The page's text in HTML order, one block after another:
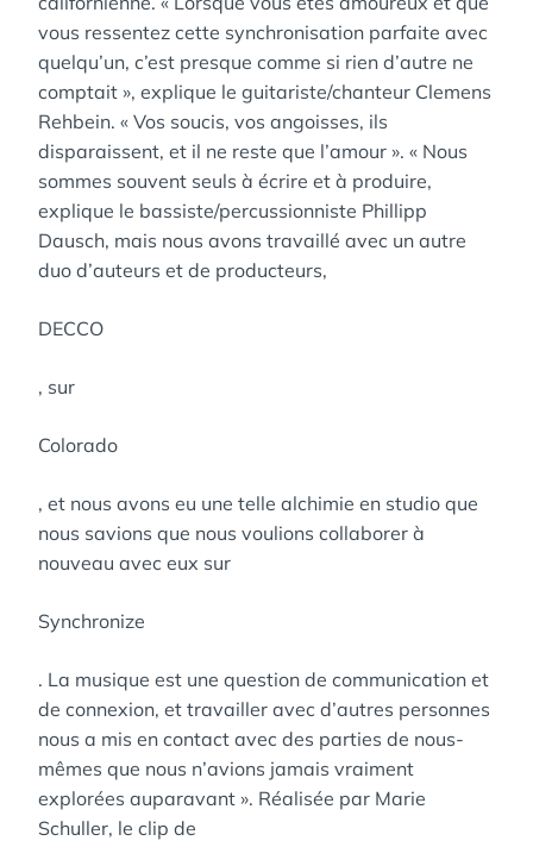
vous ressentez cette synchronisation parfaite avec
quelqu’un, c’est presque comme si rien d’autre ne
comptait », explique le guitariste/chanteur Clemens
Rehbein. « Vos soucis, vos angoisses, ils
disparaissent, et il ne reste que l’amour ». « Nous
sommes souvent seuls à écrire et à produire,
explique le bassiste/percussionniste Phillipp
Dausch, mais nous avons travaillé avec un autre
duo d’auteurs et de producteurs,
DECCO
, sur
Colorado
, et nous avons eu une telle alchimie en studio que
nous savions que nous voulions collaborer à
nouveau avec eux sur
Synchronize
. La musique est une question de communication et
de connexion, et travailler avec d’autres personnes
nous a mis en contact avec des parties de nous-
mêmes que nous n’avions jamais vraiment
explorées auparavant ». Réalisée par Marie
Schuller, le clip de